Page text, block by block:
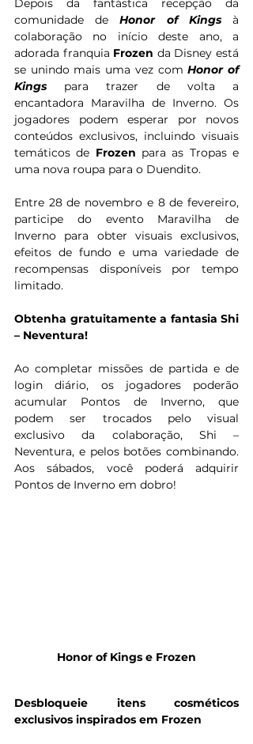
Depois da fantástica recepção da
comunidade de Honor of Kings à
colaboração no início deste ano, a
adorada franquia Frozen da Disney está
se unindo mais uma vez com Honor of
Kings para trazer de volta a
encantadora Maravilha de Inverno. Os
jogadores podem esperar por novos
conteúdos exclusivos, incluindo visuais
temáticos de Frozen para as Tropas e
uma nova roupa para o Duendito.
Entre 28 de novembro e 8 de fevereiro,
participe do evento Maravilha de
Inverno para obter visuais exclusivos,
efeitos de fundo e uma variedade de
recompensas disponíveis por tempo
limitado.
Obtenha gratuitamente a fantasia Shi
– Neventura!
Ao completar missões de partida e de
login diário, os jogadores poderão
acumular Pontos de Inverno, que
podem ser trocados pelo visual
exclusivo da colaboração, Shi –
Neventura, e pelos botões combinando.
Aos sábados, você poderá adquirir
Pontos de Inverno em dobro!
Honor of Kings e Frozen
Desbloqueie itens cosméticos
exclusivos inspirados em Frozen